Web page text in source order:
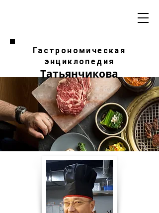
Гастрономическая
энциклопедия
Татьянчикова